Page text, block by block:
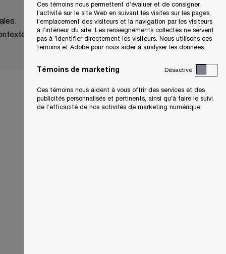
Ces témoins nous permettent d’évaluer et de consigner
l’activité sur le site Web en suivant les visites sur les pages,
l’emplacement des visiteurs et la navigation par les visiteurs
à l’intérieur du site. Les renseignements collectés ne servent
pas à ’identifier directement les visiteurs. Nous utilisons ces
témoins et Adobe pour nous aider à analyser les données.
Témoins de marketing Désactivé
Ces témoins nous aident à vous offrir des services et des
publicités personnalisés et pertinents, ainsi qu’à faire le suivi
de l’efficacité de nos activités de marketing numérique.